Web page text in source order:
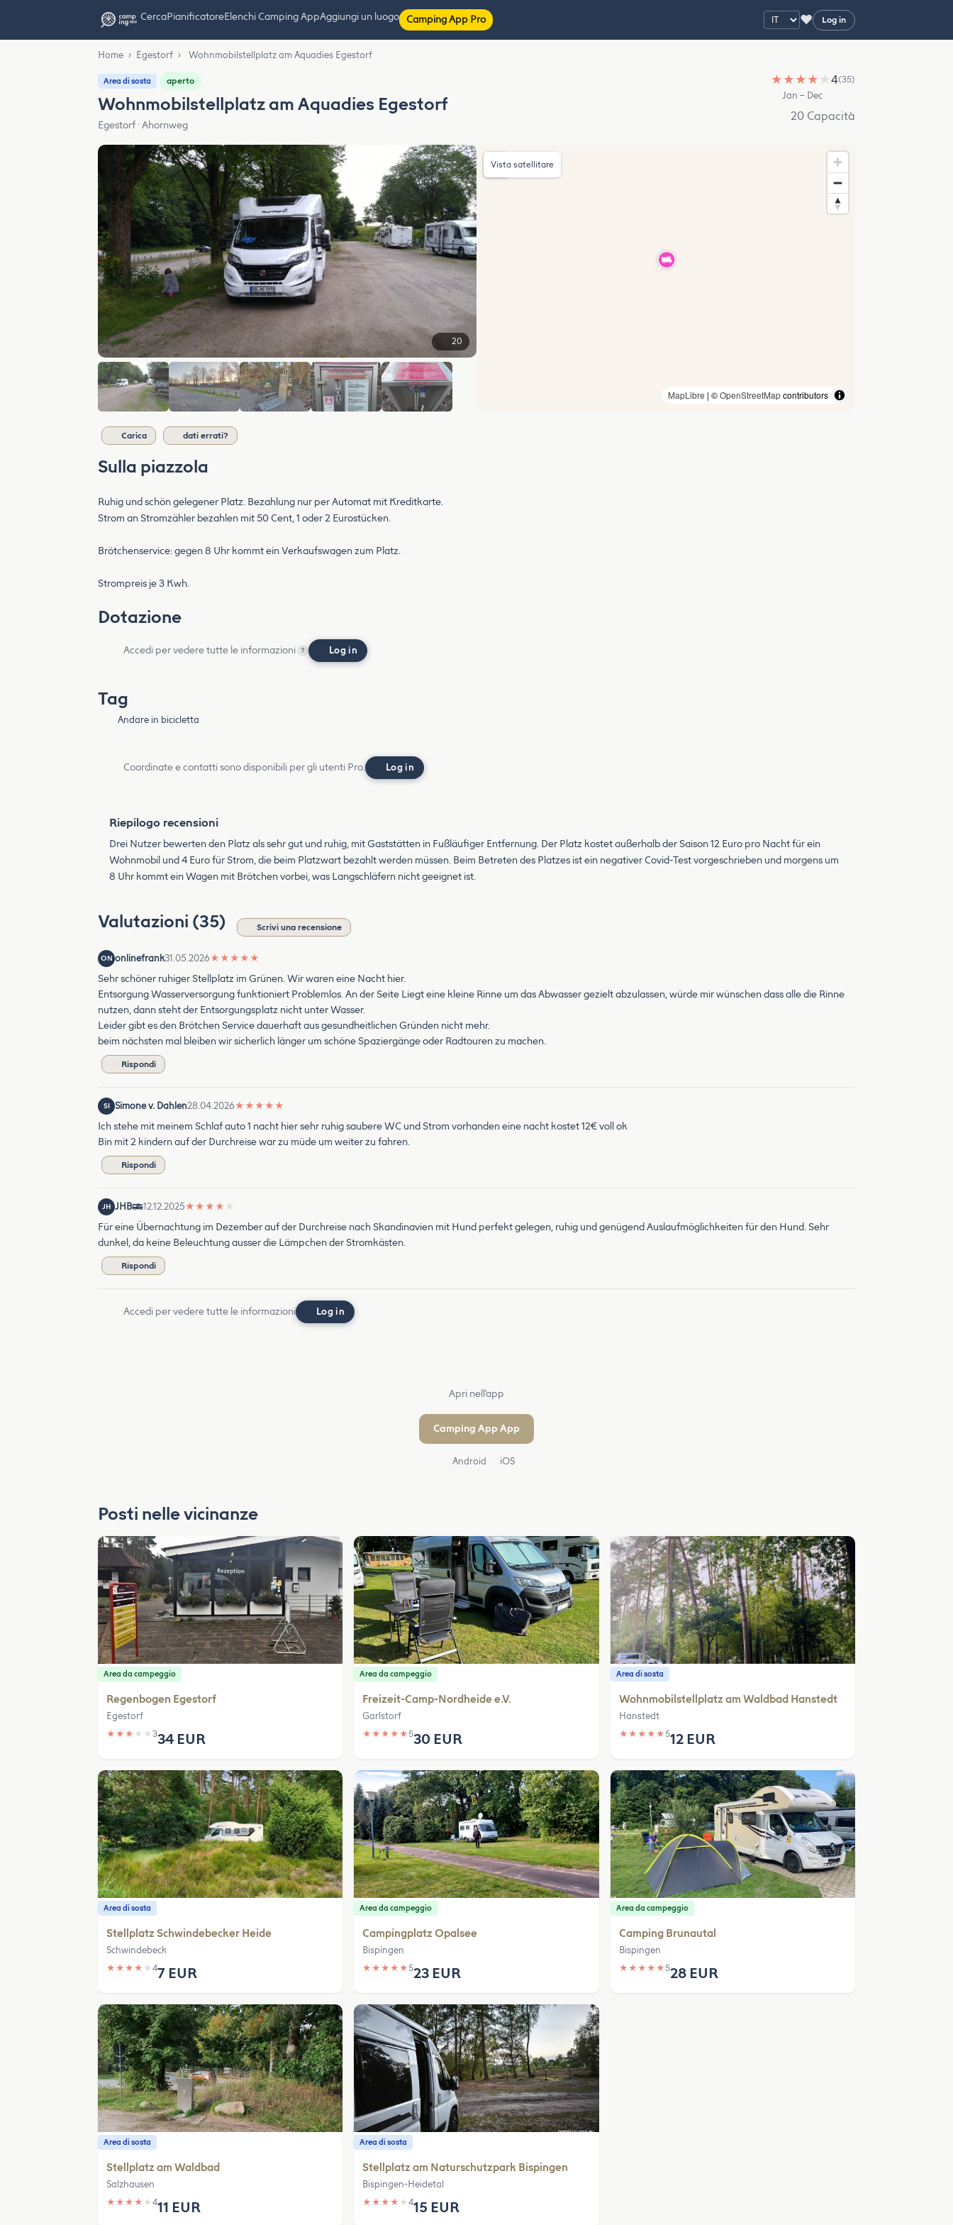
CercaPianificatoreElenchi Camping AppAggiungi un luogo Camping App Pro ♥ Log in
Home › Egestorf › Wohnmobilstellplatz am Aquadies Egestorf
Area di sosta aperto
Wohnmobilstellplatz am Aquadies Egestorf
Egestorf · Ahornweg
★ ★ ★ ★ ★4(35)
Jan – Dec
20 Capacità
20
MapLibre | ©OpenStreetMapcontributors
Vista satellitare
Carica dati errati?
Sulla piazzola
Ruhig und schön gelegener Platz. Bezahlung nur per Automat mit Kreditkarte.
Strom an Stromzähler bezahlen mit 50 Cent, 1 oder 2 Eurostücken.
Brötchenservice: gegen 8 Uhr kommt ein Verkaufswagen zum Platz.
Strompreis je 3 Kwh.
Dotazione
Accedi per vedere tutte le informazioni ? Log in
Tag
Andare in bicicletta
Coordinate e contatti sono disponibili per gli utenti Pro. Log in
Riepilogo recensioni
Drei Nutzer bewerten den Platz als sehr gut und ruhig, mit Gaststätten in Fußläufiger Entfernung. Der Platz kostet außerhalb der Saison 12 Euro pro Nacht für ein
Wohnmobil und 4 Euro für Strom, die beim Platzwart bezahlt werden müssen. Beim Betreten des Platzes ist ein negativer Covid-Test vorgeschrieben und morgens um
8 Uhr kommt ein Wagen mit Brötchen vorbei, was Langschläfern nicht geeignet ist.
Valutazioni (35) Scrivi una recensione
ON onlinefrank31.05.2026★ ★ ★ ★ ★
Sehr schöner ruhiger Stellplatz im Grünen. Wir waren eine Nacht hier.
Entsorgung Wasserversorgung funktioniert Problemlos. An der Seite Liegt eine kleine Rinne um das Abwasser gezielt abzulassen, würde mir wünschen dass alle die Rinne
nutzen, dann steht der Entsorgungsplatz nicht unter Wasser.
Leider gibt es den Brötchen Service dauerhaft aus gesundheitlichen Gründen nicht mehr.
beim nächsten mal bleiben wir sicherlich länger um schöne Spaziergänge oder Radtouren zu machen.
Rispondi
SI Simone v. Dahlen28.04.2026★ ★ ★ ★ ★
Ich stehe mit meinem Schlaf auto 1 nacht hier sehr ruhig saubere WC und Strom vorhanden eine nacht kostet 12€ voll ok
Bin mit 2 kindern auf der Durchreise war zu müde um weiter zu fahren.
Rispondi
JH JHB 12.12.2025★ ★ ★ ★ ★
Für eine Übernachtung im Dezember auf der Durchreise nach Skandinavien mit Hund perfekt gelegen, ruhig und genügend Auslaufmöglichkeiten für den Hund. Sehr
dunkel, da keine Beleuchtung ausser die Lämpchen der Stromkästen.
Rispondi
Accedi per vedere tutte le informazioni Log in
Apri nell'app
Camping App App
Android iOS
Posti nelle vicinanze
Area da campeggio
Regenbogen Egestorf
Egestorf
★ ★ ★ ★ ★ 334 EUR
Area da campeggio
Freizeit-Camp-Nordheide e.V.
Garlstorf
★ ★ ★ ★ ★530 EUR
Area di sosta
Wohnmobilstellplatz am Waldbad Hanstedt
Hanstedt
★ ★ ★ ★ ★512 EUR
Area di sosta
Stellplatz Schwindebecker Heide
Schwindebeck
★ ★ ★ ★ ★ 47 EUR
Area da campeggio
Campingplatz Opalsee
Bispingen
★ ★ ★ ★ ★523 EUR
Area da campeggio
Camping Brunautal
Bispingen
★ ★ ★ ★ ★528 EUR
Area di sosta
Stellplatz am Waldbad
Salzhausen
★ ★ ★ ★ ★ 411 EUR
Area di sosta
Stellplatz am Naturschutzpark Bispingen
Bispingen-Heidetal
★ ★ ★ ★ ★415 EUR